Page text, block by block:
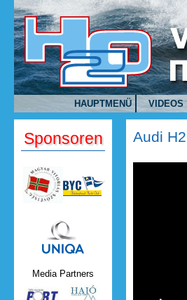
Direkt zum Inhalt
HAUPTMENÜ VIDEOS
Audi
Sponsoren
Uniqa.png
Media Partners